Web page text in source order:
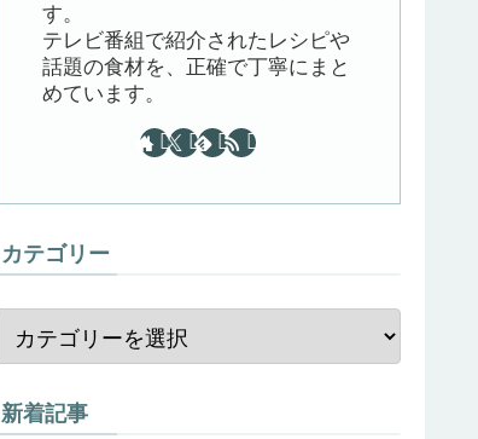
す。
テレビ番組で紹介されたレシピや
話題の食材を、正確で丁寧にまと
めています。
カテゴリー
新着記事